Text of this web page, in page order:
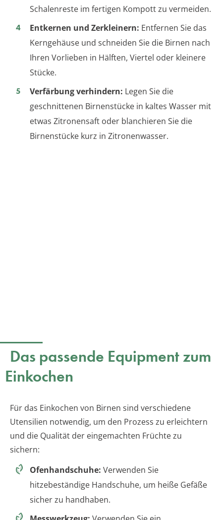
Schalenreste im fertigen Kompott zu vermeiden.
Entkernen und Zerkleinern: Entfernen Sie das
Kerngehäuse und schneiden Sie die Birnen nach
Ihren Vorlieben in Hälften, Viertel oder kleinere
Stücke.
Verfärbung verhindern: Legen Sie die
geschnittenen Birnenstücke in kaltes Wasser mit
etwas Zitronensaft oder blanchieren Sie die
Birnenstücke kurz in Zitronenwasser.
Das passende Equipment zum
Einkochen
Für das Einkochen von Birnen sind verschiedene
Utensilien notwendig, um den Prozess zu erleichtern
und die Qualität der eingemachten Früchte zu
sichern:
Ofenhandschuhe: Verwenden Sie
hitzebeständige Handschuhe, um heiße Gefäße
sicher zu handhaben.